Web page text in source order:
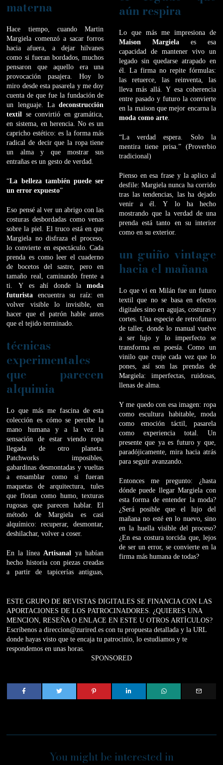
materna
Hace tiempo, cuando Martin
Margiela comenzó a sacar forros
hacia afuera, a dejar hilvanes
como si fueran bordados, muchos
pensaron que aquello era una
provocación pasajera. Hoy lo
miro desde esta pasarela y me doy
cuenta de que fue la fundación de
un lenguaje. Ladeconstrucción
textil se convirtió en gramática,
en sistema, en herencia. No es un
capricho estético: es la forma más
radical de decir que la ropa tiene
un alma y que mostrar sus
entrañas es un gesto de verdad.
“La belleza también puede ser
un error expuesto”
Eso pensé al ver un abrigo con las
costuras desbordadas como venas
sobre la piel. El truco está en que
Margiela no disfraza el proceso,
lo convierte en espectáculo. Cada
prenda es como leer el cuaderno
de bocetos del sastre, pero en
tamaño real, caminando frente a
ti. Y es ahí donde lamoda
futurista encuentra su raíz: en
volver visible lo invisible, en
hacer que el patrón hable antes
que el tejido terminado.
técnicas
experimentales
que parecen
alquimia
Lo que más me fascina de esta
colección es cómo se percibe la
mano humana y a la vez la
sensación de estar viendo ropa
llegada de otro planeta.
Patchworks imposibles,
gabardinas desmontadas y vueltas
a ensamblar como si fueran
maquetas de arquitectura, tules
que flotan como humo, texturas
rugosas que parecen hablar. El
método de Margiela es casi
alquímico: recuperar, desmontar,
deshilachar, volver a coser.
En la línea Artisanal ya habían
hecho historia con piezas creadas
a partir de tapicerías antiguas,
aún respira
Lo que más me impresiona de
Maison Margielaes esa
capacidad de mantener vivo un
legado sin quedarse atrapado en
él. La firma no repite fórmulas:
las retuerce, las reinventa, las
lleva más allá. Y esa coherencia
entre pasado y futuro la convierte
en la maison que mejor encarna la
moda como arte.
“La verdad espera. Solo la
mentira tiene prisa.” (Proverbio
tradicional)
Pienso en esa frase y la aplico al
desfile: Margiela nunca ha corrido
tras las tendencias, las ha dejado
venir a él. Y lo ha hecho
mostrando que la verdad de una
prenda está tanto en su interior
como en su exterior.
un guiño vintage
hacia el mañana
Lo que vi en Milán fue un futuro
textil que no se basa en efectos
digitales sino en agujas, costuras y
cortes. Una especie de retrofuturo
de taller, donde lo manual vuelve
a ser lujo y lo imperfecto se
transforma en poesía. Como un
vinilo que cruje cada vez que lo
pones, así son las prendas de
Margiela: imperfectas, ruidosas,
llenas de alma.
Y me quedo con esa imagen: ropa
como escultura habitable, moda
como emoción táctil, pasarela
como experiencia total. Un
presente que ya es futuro y que,
paradójicamente, mira hacia atrás
para seguir avanzando.
Entonces me pregunto: ¿hasta
dónde puede llegar Margiela con
esta forma de entender la moda?
¿Será posible que el lujo del
mañana no esté en lo nuevo, sino
en la huella visible del proceso?
¿En esa costura torcida que, lejos
de ser un error, se convierte en la
firma más humana de todas?
ESTE GRUPO DE REVISTAS DIGITALES SE FINANCIA CON LAS
APORTACIONES DE LOS PATROCINADORES. ¿QUIERES UNA
MENCION, RESEÑA O ENLACE EN ESTE U OTROS ARTÍCULOS?
Escríbenos a direccion@zurired.es con tu propuesta detallada y la URL
donde hayas visto que te encaja tu patrocinio, lo estudiamos y te
respondemos en unas horas.
SPONSORED
You might be interested in